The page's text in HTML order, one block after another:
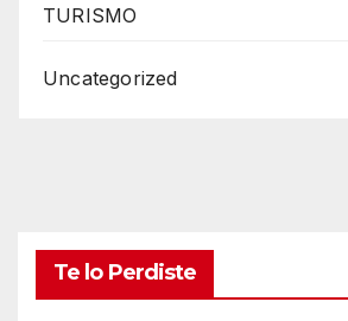
TURISMO
Uncategorized
Te lo Perdiste